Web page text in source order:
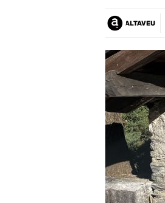
ALTAVEU